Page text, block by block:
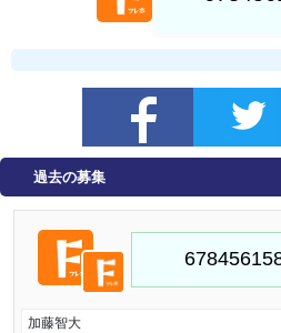
過去の募集
加藤智大